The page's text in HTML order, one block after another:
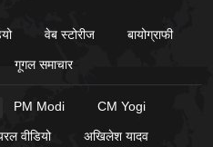
वेब स्टोरीज बायोग्राफी
गूगल समाचार
PM Modi CM Yogi
वीडियो अखिलेश यादव